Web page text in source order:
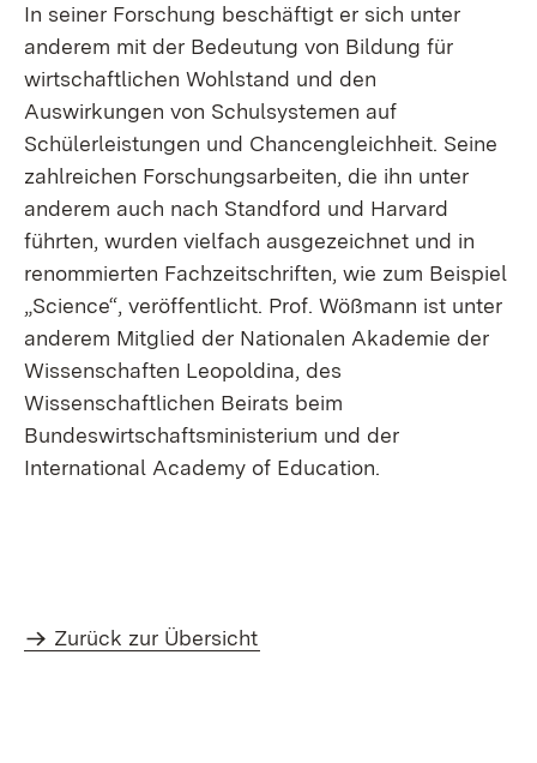
In seiner Forschung beschäftigt er sich unter
anderem mit der Bedeutung von Bildung für
wirtschaftlichen Wohlstand und den
Auswirkungen von Schulsystemen auf
Schülerleistungen und Chancengleichheit. Seine
zahlreichen Forschungsarbeiten, die ihn unter
anderem auch nach Standford und Harvard
führten, wurden vielfach ausgezeichnet und in
renommierten Fachzeitschriften, wie zum Beispiel
„Science“, veröffentlicht. Prof. Wößmann ist unter
anderem Mitglied der Nationalen Akademie der
Wissenschaften Leopoldina, des
Wissenschaftlichen Beirats beim
Bundeswirtschaftsministerium und der
International Academy of Education.
Zurück zur Übersicht